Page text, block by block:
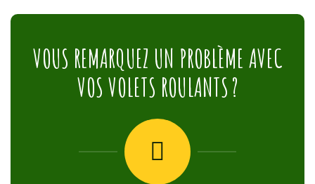
VOUS REMARQUEZ UN PROBLÈME AVEC
VOS VOLETS ROULANTS ?